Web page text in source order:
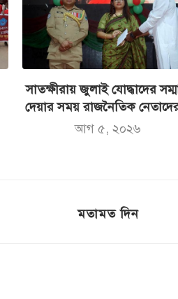
সাতক্ষীরায় জুলাই যোদ্ধাদের
দেয়ার সময় রাজনৈতিক
আগ ৫, ২০২৬
মতামত দিন